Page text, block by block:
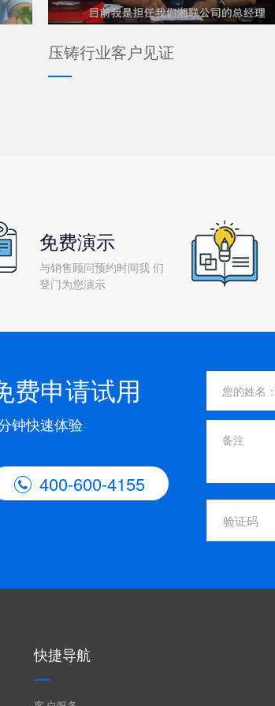
压铸行业客户见证
免费演示
与销售顾问预约时间我 们
登门为您演示
费申请试用
钟快速体验
 400-600-4155
快捷导航